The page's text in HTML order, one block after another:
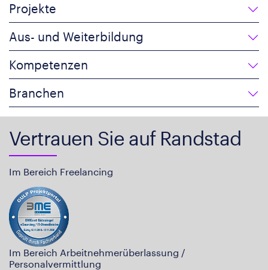
Projekte
Aus- und Weiterbildung
Kompetenzen
Branchen
Vertrauen Sie auf Randstad
Im Bereich Freelancing
Im Bereich Arbeitnehmerüberlassung /
Personalvermittlung